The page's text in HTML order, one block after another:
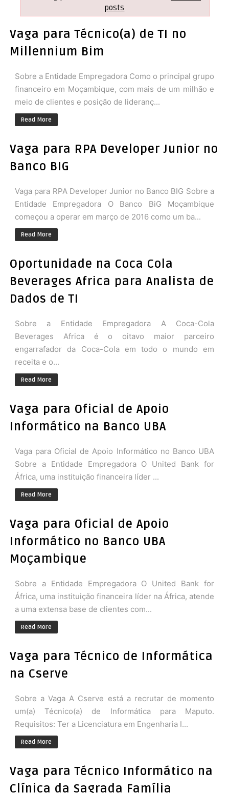
posts
Vaga para Técnico(a) de TI no
Millennium Bim
Sobre a Entidade Empregadora Como o principal grupo
financeiro em Moçambique, com mais de um milhão e
meio de clientes e posição de lideranç...
Read More
Vaga para RPA Developer Junior no
Banco BIG
Vaga para RPA Developer Junior no Banco BIG Sobre a
Entidade Empregadora O Banco BiG Moçambique
começou a operar em março de 2016 como um ba...
Read More
Oportunidade na Coca Cola
Beverages Africa para Analista de
Dados de TI
Sobre a Entidade Empregadora A Coca-Cola
Beverages Africa é o oitavo maior parceiro
engarrafador da Coca-Cola em todo o mundo em
receita e o...
Read More
Vaga para Oficial de Apoio
Informático na Banco UBA
Vaga para Oficial de Apoio Informático no Banco UBA
Sobre a Entidade Empregadora O United Bank for
África, uma instituição financeira líder ...
Read More
Vaga para Oficial de Apoio
Informático no Banco UBA
Moçambique
Sobre a Entidade Empregadora O United Bank for
África, uma instituição financeira líder na África, atende
a uma extensa base de clientes com...
Read More
Vaga para Técnico de Informática
na Cserve
Sobre a Vaga A Cserve está a recrutar de momento
um(a) Técnico(a) de Informática para Maputo.
Requisitos: Ter a Licenciatura em Engenharia I...
Read More
Vaga para Técnico Informático na
Clínica da Sagrada Família